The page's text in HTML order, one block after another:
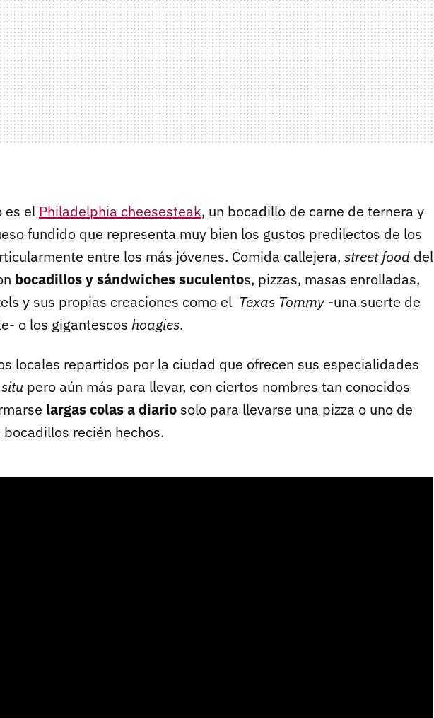
es el Philadelphia cheesesteak, un bocadillo de carne de ternera y
fundido que representa muy bien los gustos predilectos de los
entre los más jóvenes. Comida callejera, street food del
bocadillos y sándwiches suculentos, pizzas, masas enrolladas,
y sus propias creaciones como el Texas Tommy-una suerte de
o los gigantescos hoagies.
locales repartidos por la ciudad que ofrecen sus especialidades
pero aún más para llevar, con ciertos nombres tan conocidos
largas colas a diario solo para llevarse una pizza o uno de
recién hechos.